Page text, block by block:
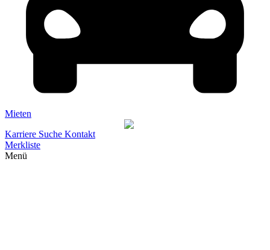
Mieten
Karriere Suche Kontakt
Merkliste
Menü